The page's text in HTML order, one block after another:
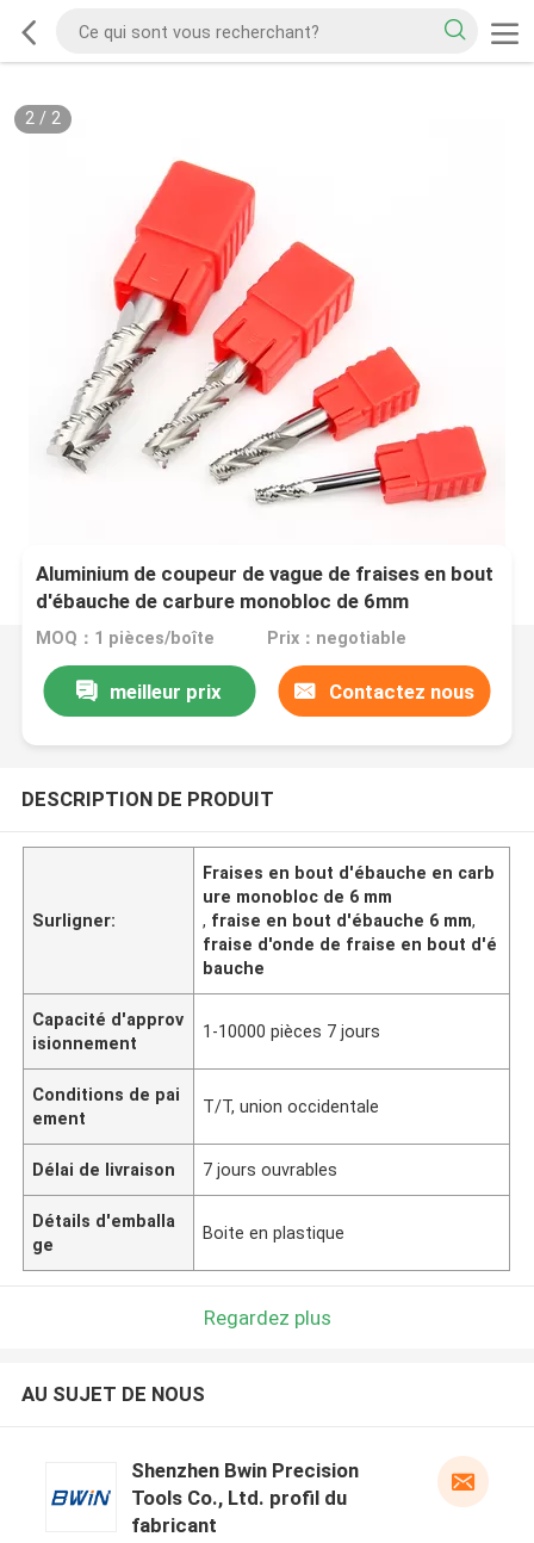
2/ 2
Aluminium de coupeur de vague de fraises en bout
d'ébauche de carbure monobloc de 6mm
MOQ：1 pièces/boîte Prix：negotiable
meilleur prix Contactez nous
DESCRIPTION DE PRODUIT
Surligner:
Fraises en bout d'ébauche en carb
ure monobloc de 6 mm
, fraise en bout d'ébauche 6 mm,
fraise d'onde de fraise en bout d'é
bauche
Capacité d'approv
isionnement
1-10000 pièces 7 jours
Conditions de pai
ement
T/T, union occidentale
Délai de livraison 7 jours ouvrables
Détails d'emballa
ge
Boite en plastique
Regardez plus
AU SUJET DE NOUS
Shenzhen Bwin Precision
Tools Co., Ltd. profil du
fabricant